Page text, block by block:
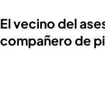
El vecino del
compañero de